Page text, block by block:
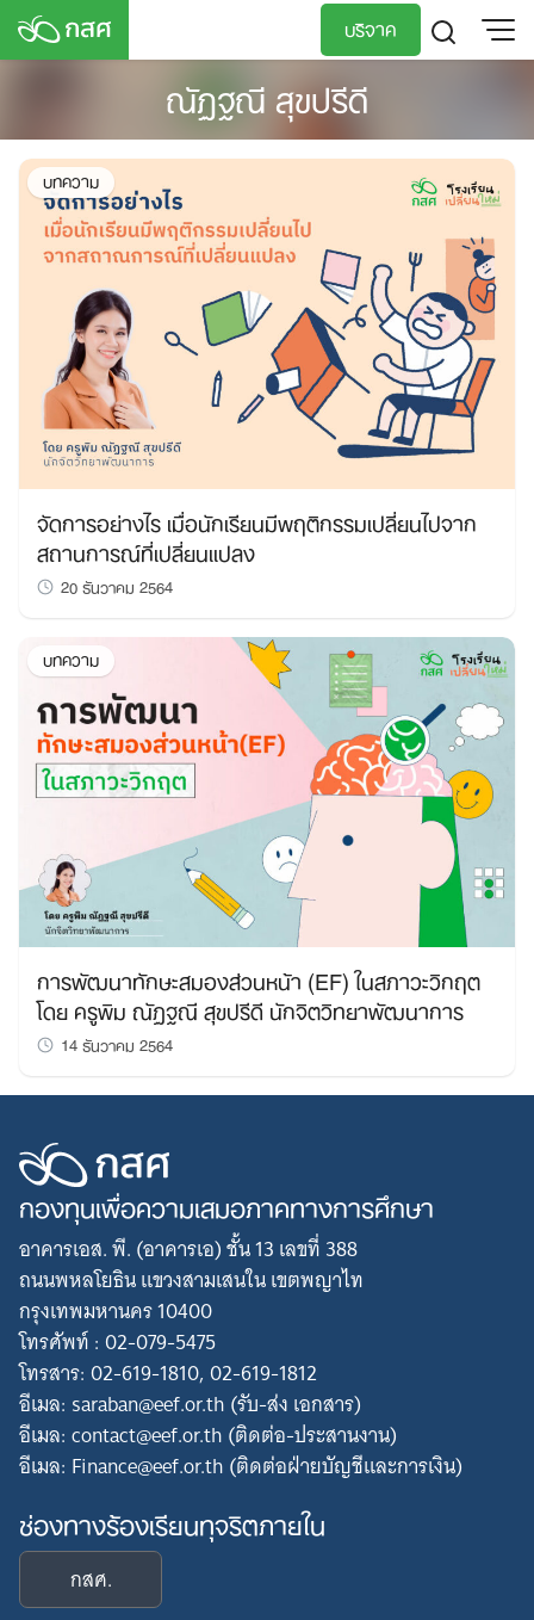
Skip
บริจาค
ณัฏฐณี สุขปรีดี
บทความ
จัดการอย่างไร เมื่อนักเรียนมีพฤติกรรมเปลี่ยนไปจาก
สถานการณ์ที่เปลี่ยนแปลง
20 ธันวาคม 2564
บทความ
การพัฒนาทักษะสมองส่วนหน้า (EF) ในสภาวะวิกฤต
โดย ครูพิม ณัฏฐณี สุขปรีดี นักจิตวิทยาพัฒนาการ
14 ธันวาคม 2564
กองทุนเพื่อความเสมอภาคทางการศึกษา
อาคารเอส. พี. (อาคารเอ) ชั้น 13 เลขที่ 388
ถนนพหลโยธิน แขวงสามเสนใน เขตพญาไท
กรุงเทพมหานคร 10400
โทรศัพท์ : 02-079-5475
โทรสาร: 02-619-1810, 02-619-1812
อีเมล: saraban@eef.or.th (รับ-ส่ง เอกสาร)
อีเมล: contact@eef.or.th (ติดต่อ-ประสานงาน)
อีเมล: Finance@eef.or.th (ติดต่อฝ่ายบัญชีและการเงิน)
ช่องทางร้องเรียนทุจริตภายใน
กสศ.